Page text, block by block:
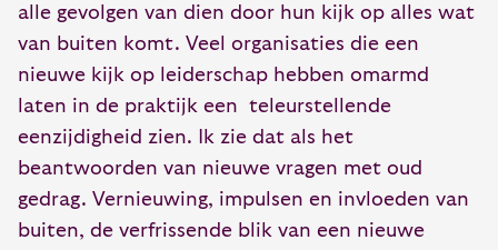
alle gevolgen van dien door hun kijk op alles wat
van buiten komt. Veel organisaties die een
nieuwe kijk op leiderschap hebben omarmd
laten in de praktijk een teleurstellende
eenzijdigheid zien. Ik zie dat als het
beantwoorden van nieuwe vragen met oud
gedrag. Vernieuwing, impulsen en invloeden van
buiten, de verfrissende blik van een nieuwe